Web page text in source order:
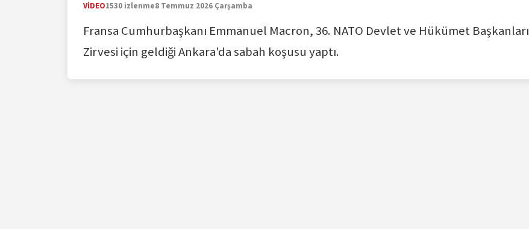
VİDEO1530 izlenme8 Temmuz 2026 Çarşamba
Fransa Cumhurbaşkanı Emmanuel Macron, 36. NATO Devlet ve Hükümet Başkanları
Zirvesi için geldiği Ankara'da sabah koşusu yaptı.